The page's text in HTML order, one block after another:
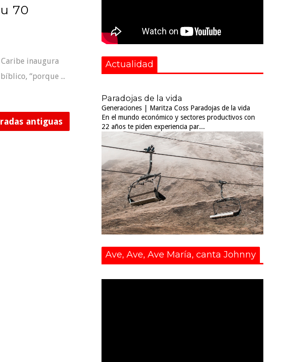
70
inaugura
“porque ...
antiguas
Actualidad
Paradojas de la vida
Generaciones | Maritza Coss Paradojas de la vida
En el mundo económico y sectores productivos con
22 años te piden experiencia par...
Ave, Ave, Ave María, canta Johnny